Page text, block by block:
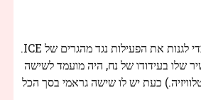
מוקדם יותר בערב, לאחר שזכה באלבום המוזיקה האורבנה הטוב ביותר, באד באני השתמש בנאום הקבלה שלו כדי לגנות את הפעילות נגד מהגרים של ICE.
שלו בעידודו של נח, היה מועמד לשישה
כעת יש לו שישה גראמי בסך הכל